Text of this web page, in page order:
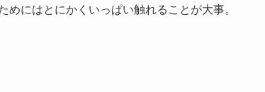
にはとにかくいっぱい触れることが大事。